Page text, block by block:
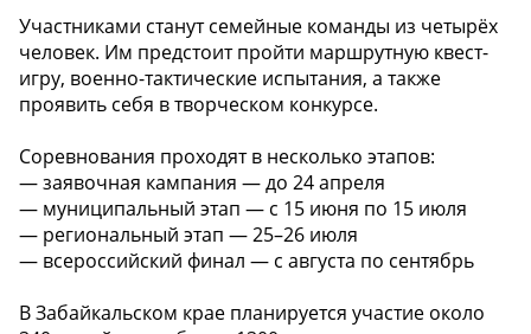
Участниками станут семейные команды из четырёх
человек. Им предстоит пройти маршрутную квест-
игру, военно-тактические испытания, а также
проявить себя в творческом конкурсе.
Соревнования проходят в несколько этапов:
— заявочная кампания — до 24 апреля
— муниципальный этап — с 15 июня по 15 июля
— региональный этап — 25–26 июля
— всероссийский финал — с августа по сентябрь
В Забайкальском крае планируется участие около